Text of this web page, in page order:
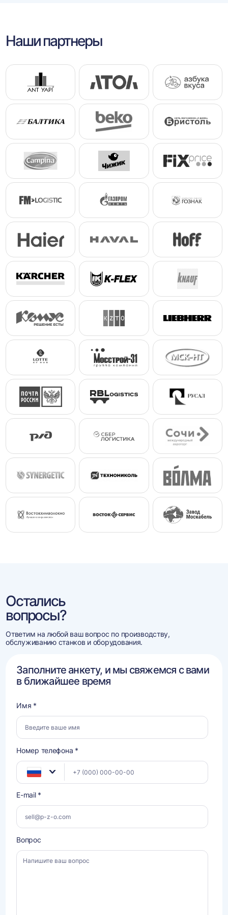
Наши партнеры
Остались
вопросы?
Ответим на любой ваш вопрос по производству,
обслуживанию станков и оборудования.
Заполните анкету, и мы свяжемся с вами
в ближайшее время
Имя *
Номер телефона *
E-mail *
Вопрос